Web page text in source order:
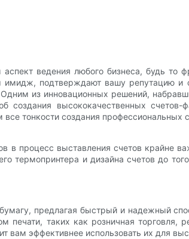
ведения любого бизнеса, будь то
подтверждают вашу репутацию и
из инновационных решений,
высококачественных
тонкости создания
в процесс выставления счетов крайне
и дизайна счетов до
предлагая быстрый и надежный
печати, таких как розничная
вам эффективнее использовать их для